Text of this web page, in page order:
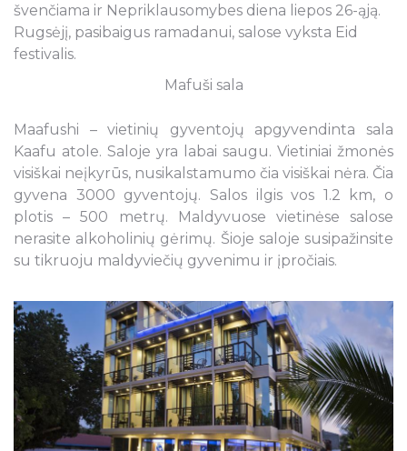
švenčiama ir Nepriklausomybes diena liepos 26-ąją.
Rugsėjį, pasibaigus ramadanui, salose vyksta Eid
festivalis.
Mafuši sala
Maafushi – vietinių gyventojų apgyvendinta sala
Kaafu atole. Saloje yra labai saugu. Vietiniai žmonės
visiškai neįkyrūs, nusikalstamumo čia visiškai nėra. Čia
gyvena 3000 gyventojų. Salos ilgis vos 1.2 km, o
plotis – 500 metrų. Maldyvuose vietinėse salose
nerasite alkoholinių gėrimų. Šioje saloje susipažinsite
su tikruoju maldyviečių gyvenimu ir įpročiais.